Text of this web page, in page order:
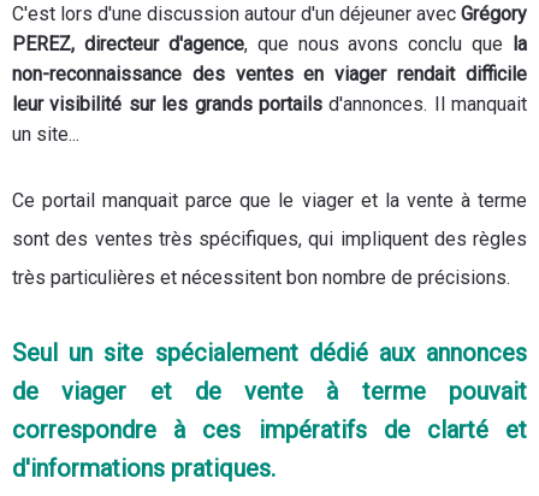
C'est lors d'une discussion autour d'un déjeuner avec Grégory
PEREZ, directeur d'agence, que nous avons conclu que la
non-reconnaissance des ventes en viager rendait difficile
leur visibilité sur les grands portailsd'annonces. Il manquait
un site...
Ce portail manquait parce que le viager et la vente à terme
sont des ventes très spécifiques, qui impliquent des règles
très particulières et nécessitent bon nombre de précisions.
Seul un site spécialement dédié aux annonces
de viager et de vente à terme pouvait
correspondre à ces impératifs de clarté et
d'informations pratiques.